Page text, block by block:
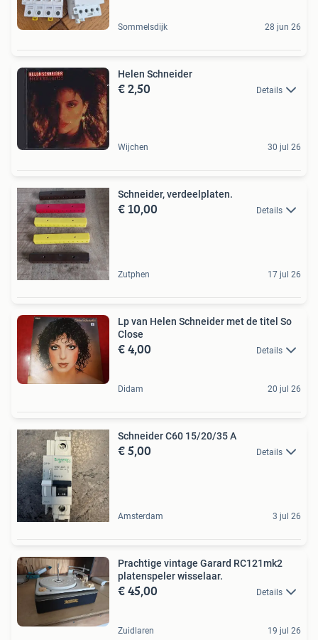
Sommelsdijk 28 jun 26
Helen Schneider
€ 2,50 Details
Wijchen 30 jul 26
Schneider, verdeelplaten.
€ 10,00 Details
Zutphen 17 jul 26
Lp van Helen Schneider met de titel So
Close
€ 4,00 Details
Didam 20 jul 26
Schneider C60 15/20/35 A
€ 5,00 Details
Amsterdam 3 jul 26
Prachtige vintage Garard RC121mk2
platenspeler wisselaar.
€ 45,00 Details
Zuidlaren 19 jul 26